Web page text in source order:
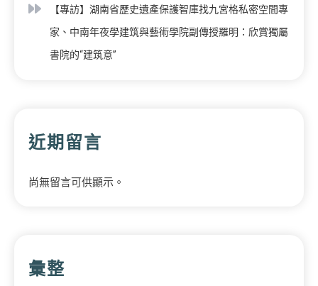
【專訪】湖南省歷史遺產保護智庫找九宮格私密空間專
家、中南年夜學建筑與藝術學院副傳授羅明：欣賞獨屬
書院的“建筑意”
近期留言
尚無留言可供顯示。
彙整